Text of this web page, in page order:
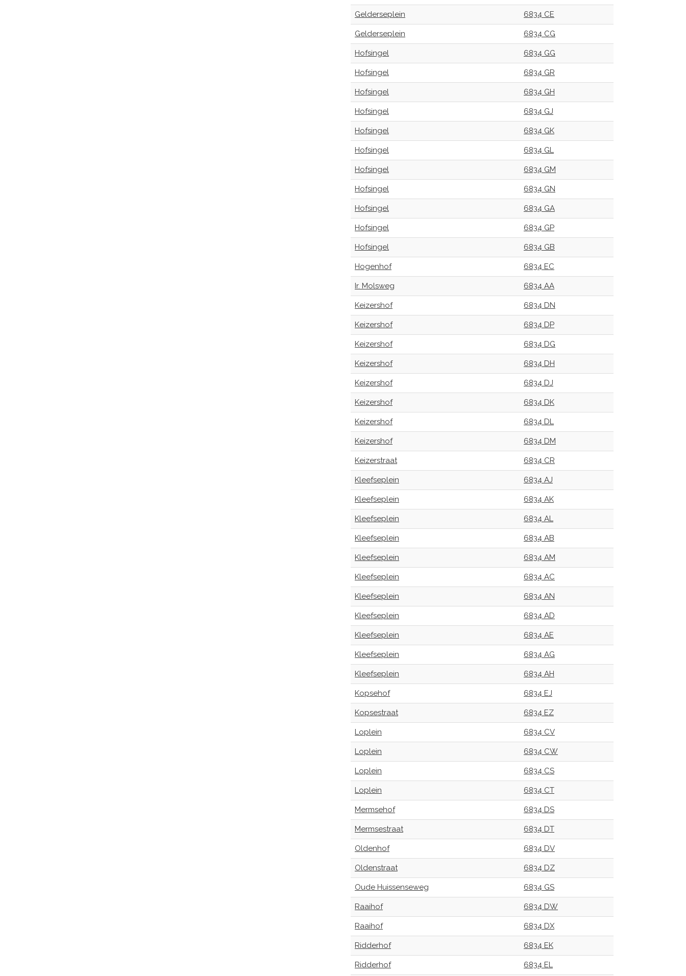
Gelderseplein 6834 CE
Gelderseplein 6834 CG
Hofsingel 6834 GG
Hofsingel 6834 GR
Hofsingel 6834 GH
Hofsingel 6834 GJ
Hofsingel 6834 GK
Hofsingel 6834 GL
Hofsingel 6834 GM
Hofsingel 6834 GN
Hofsingel 6834 GA
Hofsingel 6834 GP
Hofsingel 6834 GB
Hogenhof 6834 EC
Ir. Molsweg 6834 AA
Keizershof 6834 DN
Keizershof 6834 DP
Keizershof 6834 DG
Keizershof 6834 DH
Keizershof 6834 DJ
Keizershof 6834 DK
Keizershof 6834 DL
Keizershof 6834 DM
Keizerstraat 6834 CR
Kleefseplein 6834 AJ
Kleefseplein 6834 AK
Kleefseplein 6834 AL
Kleefseplein 6834 AB
Kleefseplein 6834 AM
Kleefseplein 6834 AC
Kleefseplein 6834 AN
Kleefseplein 6834 AD
Kleefseplein 6834 AE
Kleefseplein 6834 AG
Kleefseplein 6834 AH
Kopsehof 6834 EJ
Kopsestraat 6834 EZ
Loplein 6834 CV
Loplein 6834 CW
Loplein 6834 CS
Loplein 6834 CT
Mermsehof 6834 DS
Mermsestraat 6834 DT
Oldenhof 6834 DV
Oldenstraat 6834 DZ
Oude Huissenseweg 6834 GS
Raaihof 6834 DW
Raaihof 6834 DX
Ridderhof 6834 EK
Ridderhof 6834 EL